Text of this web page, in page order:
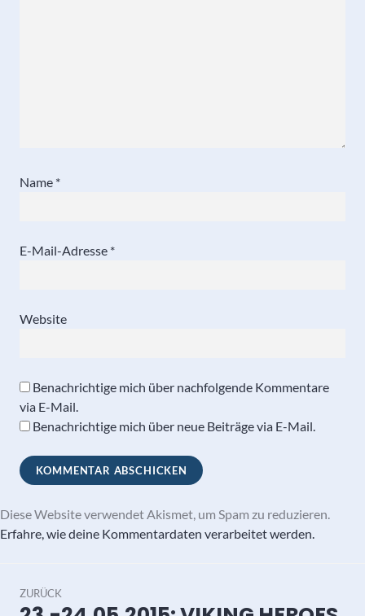
Name *
E-Mail-Adresse *
Website
Benachrichtige mich über nachfolgende Kommentare
via E-Mail.
Benachrichtige mich über neue Beiträge via E-Mail.
Diese Website verwendet Akismet, um Spam zu reduzieren.
Erfahre, wie deine Kommentardaten verarbeitet werden.
ZURÜCK
Vorheriger